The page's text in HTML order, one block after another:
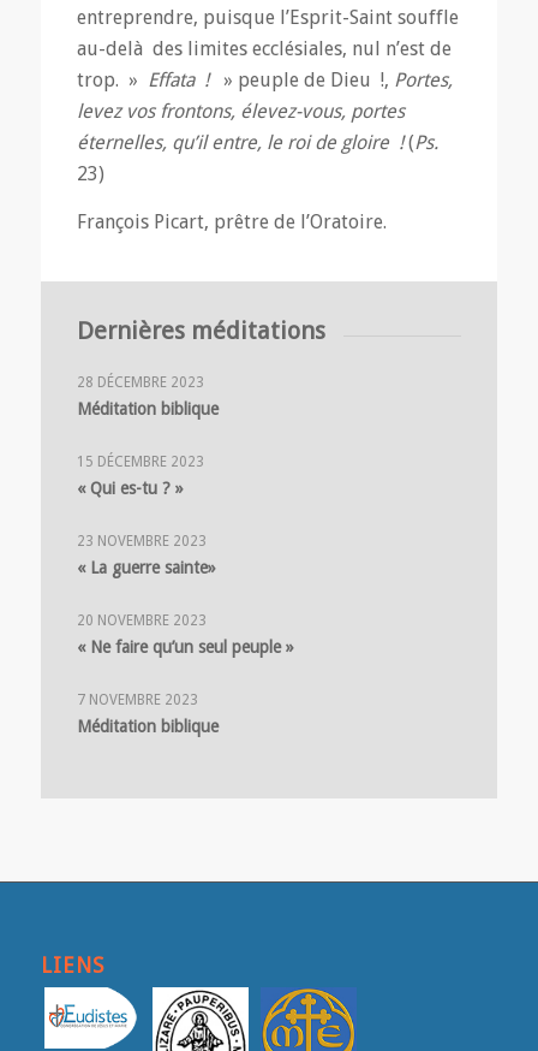
entreprendre, puisque l’Esprit-Saint souffle
au-delà des limites ecclésiales, nul n’est de
trop. » Effata !» peuple de Dieu !, Portes,
levez vos frontons, élevez-vous, portes
éternelles, qu’il entre, le roi de gloire!(Ps.
23)
François Picart, prêtre de l’Oratoire.
Dernières méditations
28 DÉCEMBRE 2023
Méditation biblique
15 DÉCEMBRE 2023
« Qui es-tu ? »
23 NOVEMBRE 2023
« La guerre sainte»
20 NOVEMBRE 2023
« Ne faire qu’un seul peuple »
7 NOVEMBRE 2023
Méditation biblique
LIENS